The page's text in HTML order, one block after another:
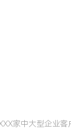
家中大型企业客